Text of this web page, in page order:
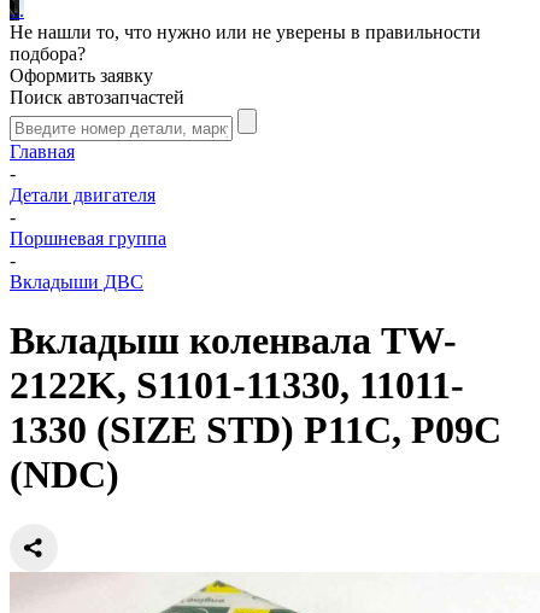
...
Не нашли то, что нужно или не уверены в правильности
подбора?
Оформить заявку
Поиск автозапчастей
Главная
-
Детали двигателя
-
Поршневая группа
-
Вкладыши ДВС
Вкладыш коленвала TW-
2122K, S1101-11330, 11011-
1330 (SIZE STD) P11C, P09C
(NDC)